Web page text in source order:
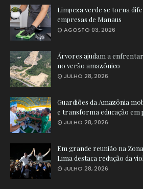
Limpeza verde se torna
empresas de Manaus
AGOSTO 03, 2026
Árvores ajudam a
no verão amazônico
JULHO 28, 2026
Guardiões da Amazônia
e transforma educação em
JULHO 28, 2026
Em grande reunião na
Lima destaca redução da
JULHO 28, 2026